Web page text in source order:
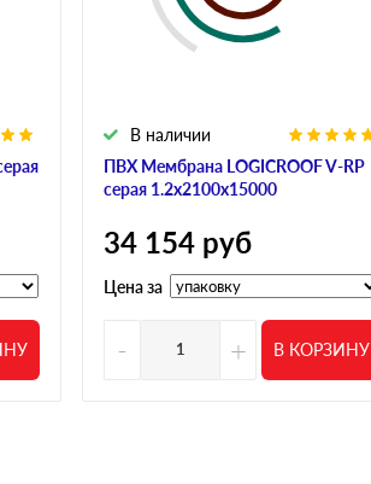
ПВХ Мембрана LOGICROOF V-RP
серая 1.2х2100х15000
В наличии
34 154 руб
Цена за
- + В КОРЗИНУ